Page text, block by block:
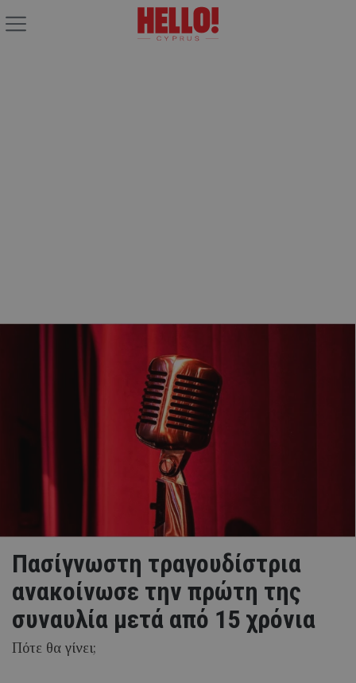
Πασίγνωστη τραγουδίστρια
ανακοίνωσε την πρώτη της
συναυλία μετά από 15 χρόνια
Πότε θα γίνει;